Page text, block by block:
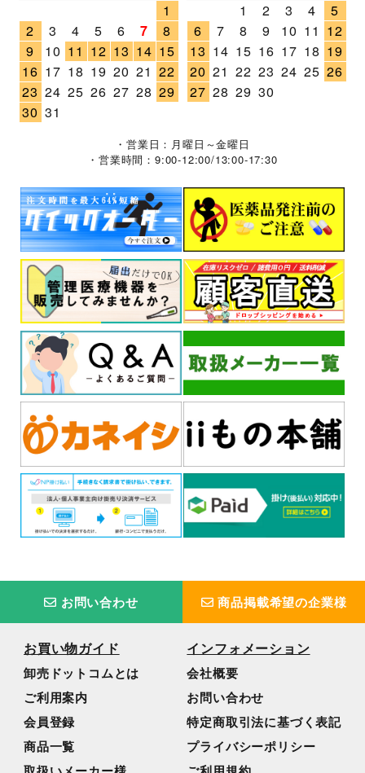
1
2
3 4 5 6 7
8
9
10 11 12 13 14 15
16 17 18 19 20 21 22
23 24 25 26 27 28 29
30 31
1
2 3 4
5
6
7 8 9 10 11 12
13 14 15 16 17 18 19
20 21 22 23 24 25 26
27 28 29 30
・営業日：月曜日～金曜日
・営業時間：9:00-12:00/13:00-17:30
お問い合わせ 商品掲載希望の企業様
お買い物ガイド
卸売ドットコムとは
ご利用案内
会員登録
商品一覧
インフォメーション
会社概要
お問い合わせ
特定商取引法に基づく表記
プライバシーポリシー